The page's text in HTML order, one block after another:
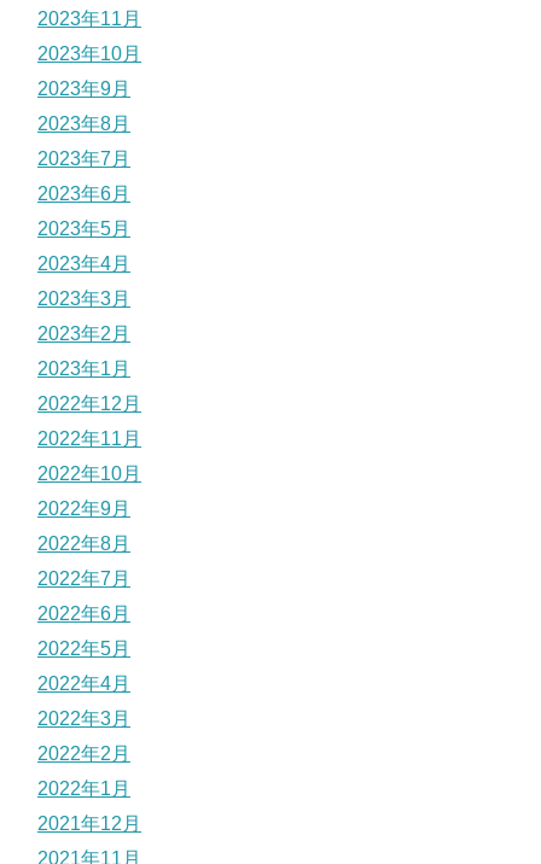
2023年11月
2023年10月
2023年9月
2023年8月
2023年7月
2023年6月
2023年5月
2023年4月
2023年3月
2023年2月
2023年1月
2022年12月
2022年11月
2022年10月
2022年9月
2022年8月
2022年7月
2022年6月
2022年5月
2022年4月
2022年3月
2022年2月
2022年1月
2021年12月
2021年11月